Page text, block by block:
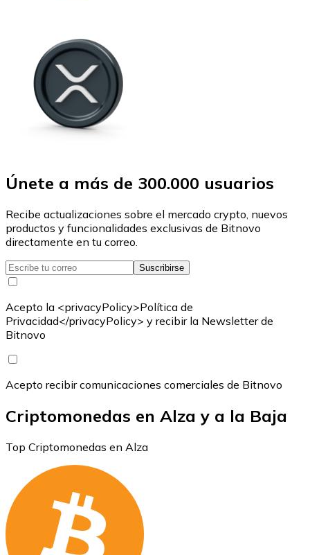
Únete a más de 300.000 usuarios
Recibe actualizaciones sobre el mercado crypto, nuevos
productos y funcionalidades exclusivas de Bitnovo
directamente en tu correo.
Suscribirse
Acepto la <privacyPolicy>Política de
Privacidad</privacyPolicy> y recibir la Newsletter de
Bitnovo
Acepto recibir comunicaciones comerciales de Bitnovo
Criptomonedas en Alza y a la Baja
Top Criptomonedas en Alza